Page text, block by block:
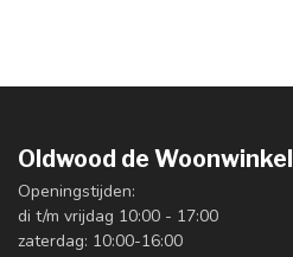
Oldwood de Woonwinkel
Openingstijden:
di t/m vrijdag 10:00 - 17:00
zaterdag: 10:00-16:00